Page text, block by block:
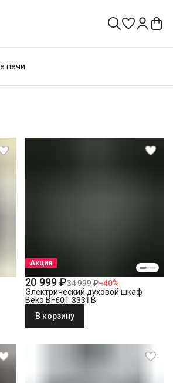
печи
Акция
20 999 ₽34 999 ₽−40%
Электрический духовой шкаф
Beko BF60T 3331 B
В корзину